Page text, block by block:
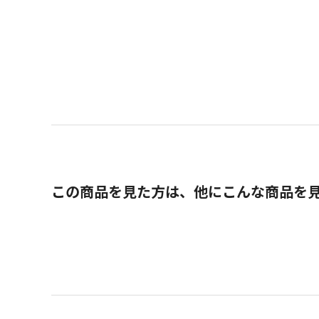
この商品を見た方は、他にこんな商品を